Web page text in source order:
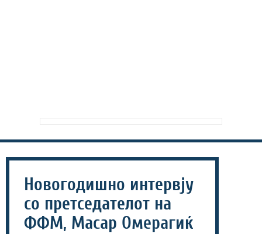
Новогодишно интервју
со претседателот на
ФФМ, Масар Омерагиќ